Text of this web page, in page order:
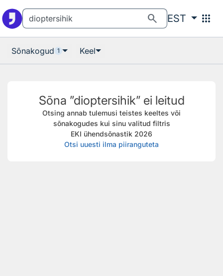
search EST apps
Sõnakogud 1 Keel
Sõna ”dioptersihik” ei leitud
Otsing annab tulemusi teistes keeltes või
sõnakogudes kui sinu valitud filtris
EKI ühendsõnastik 2026
Otsi uuesti ilma piiranguteta